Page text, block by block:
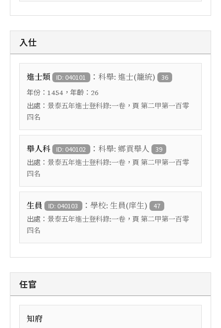
入仕
進士類 ID: 040101 ： 科舉: 進士(籠統) 36
年份： 1454 ，年齡： 26
出處： 景泰五年進士登科錄:一卷 ，頁 第二甲第一百零
四名
舉人科 ID: 040102 ： 科舉: 鄉貢舉人 39
出處： 景泰五年進士登科錄:一卷 ，頁 第二甲第一百零
四名
生員 ID: 040103 ： 學校: 生員(庠生) 47
出處： 景泰五年進士登科錄:一卷 ，頁 第二甲第一百零
四名
任官
知府